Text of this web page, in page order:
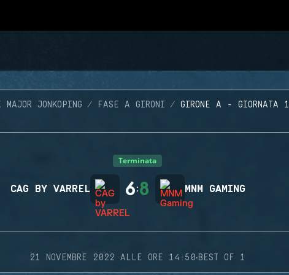
JONKOPING FASE A GIRONI GIRONE A - GIORNATA 1
Terminata
CAG BY VARREL 6:8 MNM GAMING
21 NOVEMBRE 2022 ALLE ORE 14:50·BEST OF 1